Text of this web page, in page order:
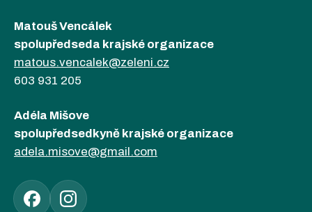
Matouš Vencálek
spolupředseda krajské organizace
matous.vencalek@zeleni.cz
603 931 205
Adéla Mišove
spolupředsedkyně krajské organizace
adela.misove@gmail.com